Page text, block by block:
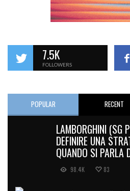
7.5K
FOLLOWERS
POPULAR RECENT
LAMBORGHINI (SG
DEFINIRE UNA
QUANDO SI PARLA
98.4K 83